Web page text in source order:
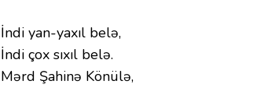
İndi yan-yaxıl belə,
İndi çox sıxıl belə.
Mərd Şahinə Könülə,